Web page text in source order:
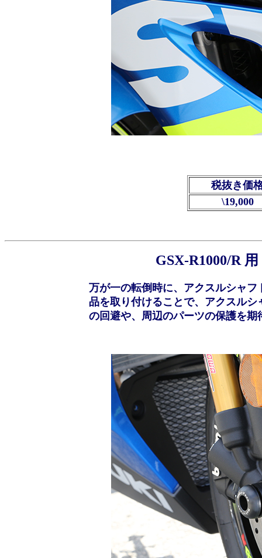
税抜き価
\19,000
GSX-R1000/R
万が一の転倒時に、アクスルシャ
品を取り付けることで、アクスル
の回避や、周辺のパーツの保護を期